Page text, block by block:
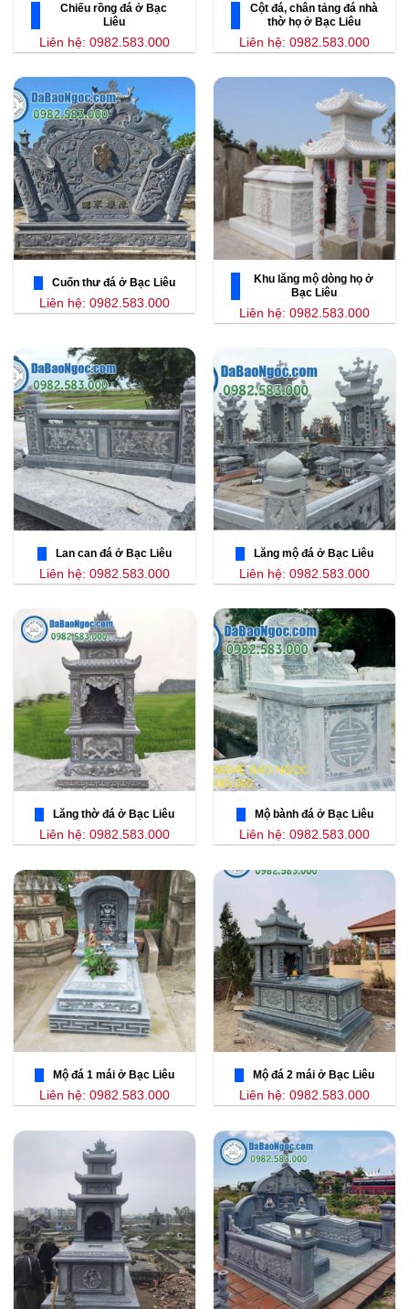
Chiếu rồng đá ở Bạc
Liêu
Liên hệ: 0982.583.000
Cột đá, chân tảng đá nhà
thờ họ ở Bạc Liêu
Liên hệ: 0982.583.000
Cuốn thư đá ở Bạc Liêu
Liên hệ: 0982.583.000
Khu lăng mộ dòng họ ở
Bạc Liêu
Liên hệ: 0982.583.000
Lan can đá ở Bạc Liêu
Liên hệ: 0982.583.000
Lăng mộ đá ở Bạc Liêu
Liên hệ: 0982.583.000
Lăng thờ đá ở Bạc Liêu
Liên hệ: 0982.583.000
Mộ bành đá ở Bạc Liêu
Liên hệ: 0982.583.000
Mộ đá 1 mái ở Bạc Liêu
Liên hệ: 0982.583.000
Mộ đá 2 mái ở Bạc Liêu
Liên hệ: 0982.583.000